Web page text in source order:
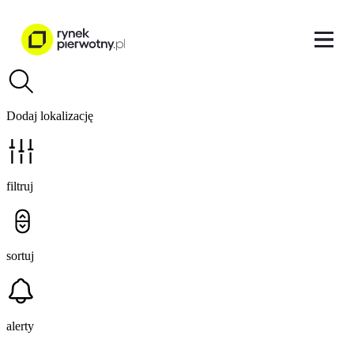
Dodaj lokalizację
filtruj
sortuj
alerty